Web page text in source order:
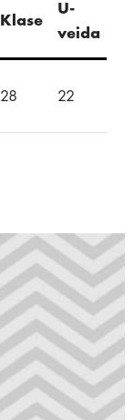
Klase
U-
veida
28 22